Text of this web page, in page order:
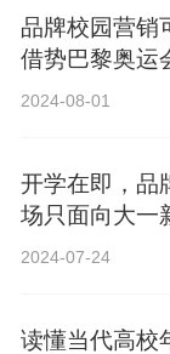
品牌校园营销
借势巴黎奥运
么？
2024-08-01
开学在即，品
场只面向大一
销？
2024-07-24
读懂当代高校